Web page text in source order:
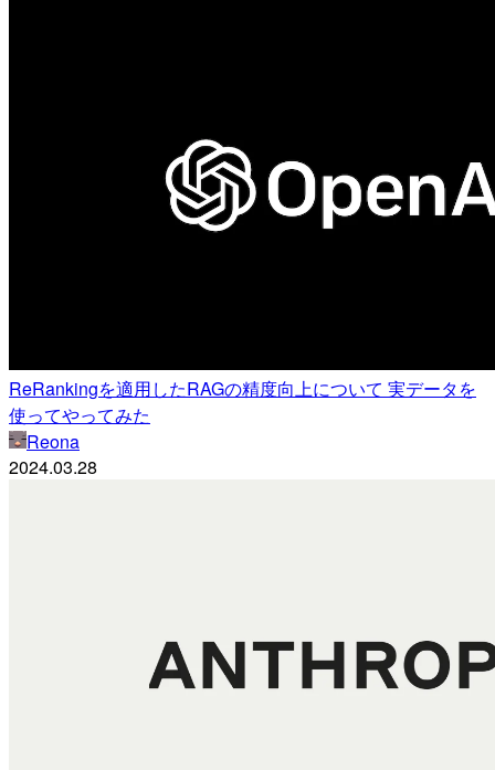
ReRankingを適用したRAGの精度向上について 実データを
使ってやってみた
Reona
2024.03.28